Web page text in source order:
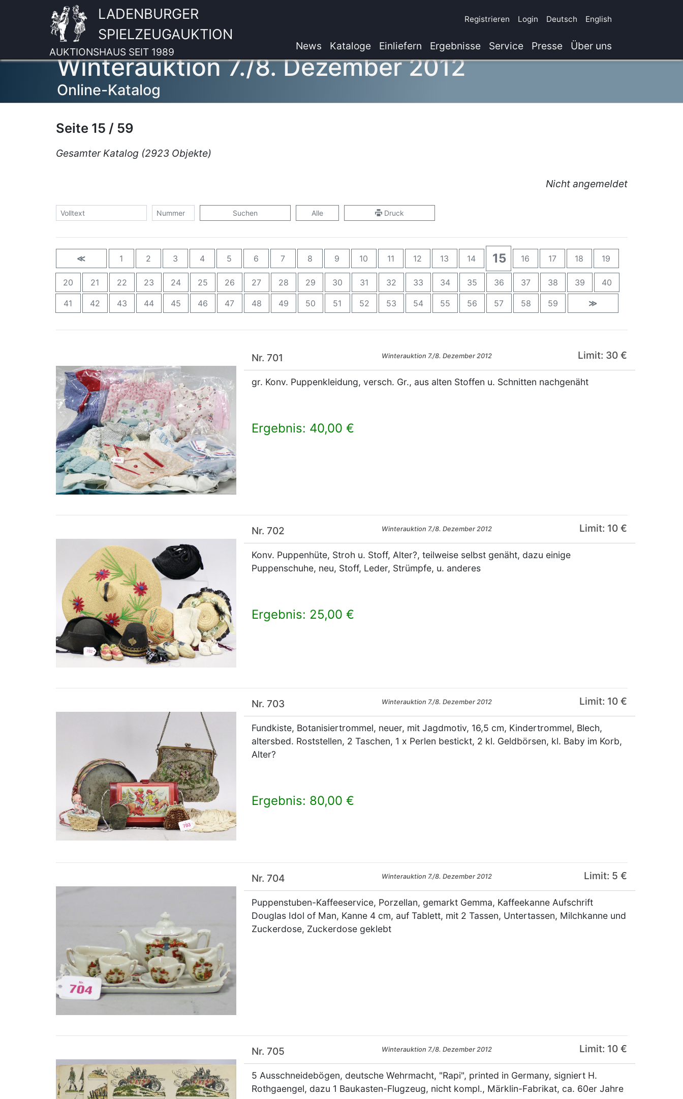
LADENBURGER
SPIELZEUGAUKTION
AUKTIONSHAUS SEIT 1989
Registrieren Login Deutsch English
News Kataloge Einliefern Ergebnisse Service Presse Über uns
Winterauktion 7./8. Dezember 2012
Online-Katalog
Seite 15 / 59
Gesamter Katalog (2923 Objekte)
Nicht angemeldet
Suchen Alle Druck
≪ 1 2 3 4 5 6 7 8 9 10 11 12 13 14 15 16 17 18 19
20 21 22 23 24 25 26 27 28 29 30 31 32 33 34 35 36 37 38 39 40
41 42 43 44 45 46 47 48 49 50 51 52 53 54 55 56 57 58 59 ≫
Nr. 701 Winterauktion 7./8. Dezember 2012 Limit: 30 €
gr. Konv. Puppenkleidung, versch. Gr., aus alten Stoffen u. Schnitten nachgenäht
Ergebnis: 40,00 €
Nr. 702 Winterauktion 7./8. Dezember 2012 Limit: 10 €
Konv. Puppenhüte, Stroh u. Stoff, Alter?, teilweise selbst genäht, dazu einige
Puppenschuhe, neu, Stoff, Leder, Strümpfe, u. anderes
Ergebnis: 25,00 €
Nr. 703 Winterauktion 7./8. Dezember 2012 Limit: 10 €
Fundkiste, Botanisiertrommel, neuer, mit Jagdmotiv, 16,5 cm, Kindertrommel, Blech,
altersbed. Roststellen, 2 Taschen, 1 x Perlen bestickt, 2 kl. Geldbörsen, kl. Baby im Korb,
Alter?
Ergebnis: 80,00 €
Nr. 704 Winterauktion 7./8. Dezember 2012 Limit: 5 €
Puppenstuben-Kaffeeservice, Porzellan, gemarkt Gemma, Kaffeekanne Aufschrift
Douglas Idol of Man, Kanne 4 cm, auf Tablett, mit 2 Tassen, Untertassen, Milchkanne und
Zuckerdose, Zuckerdose geklebt
Nr. 705 Winterauktion 7./8. Dezember 2012 Limit: 10 €
5 Ausschneidebögen, deutsche Wehrmacht, "Rapi", printed in Germany, signiert H.
Rothgaengel, dazu 1 Baukasten-Flugzeug, nicht kompl., Märklin-Fabrikat, ca. 60er Jahre